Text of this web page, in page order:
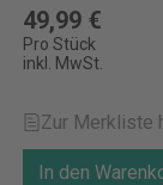
49,99 €
Pro Stück
inkl. MwSt.
Zur Merkliste
In den